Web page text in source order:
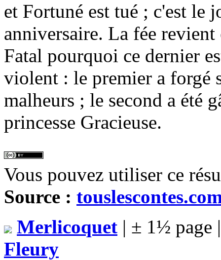
et Fortuné est tué ; c'est le
anniversaire. La fée
Fatal pourquoi ce dernier
violent : le premier a forgé
malheurs ; le second a été
princesse Gracieuse.
Vous pouvez utiliser ce
Source :
Merlicoquet | ± 1½ page
Fleury